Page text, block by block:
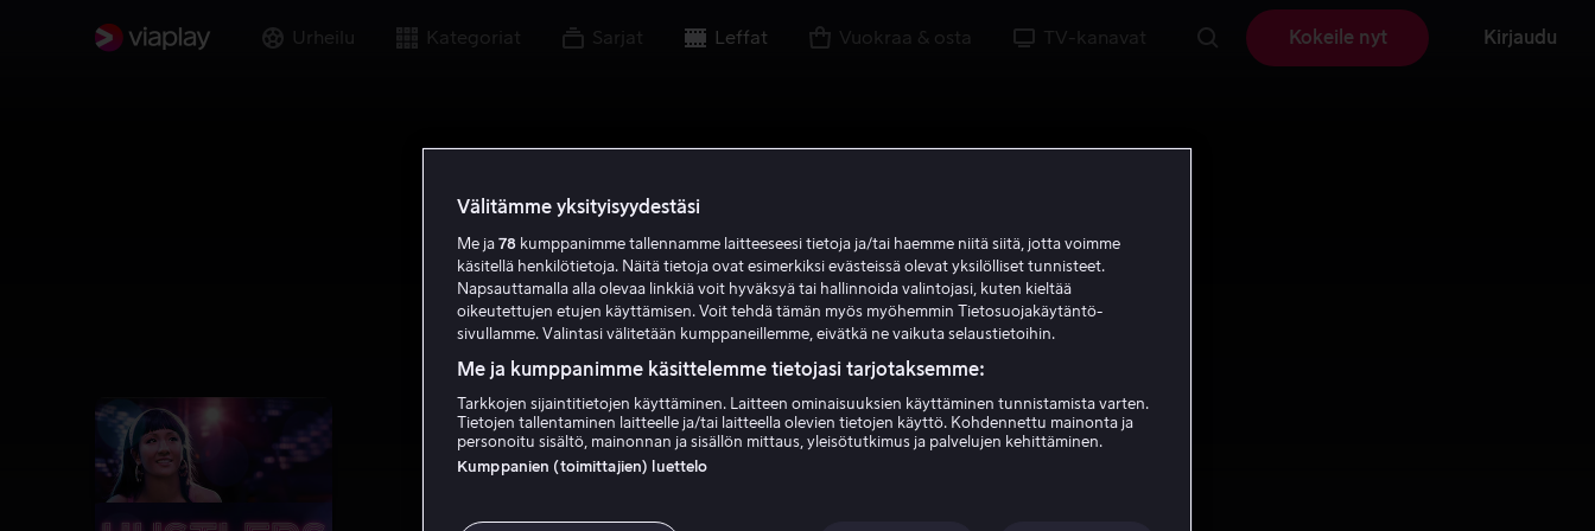
Urheilu Kategoriat Sarjat Leffat Vuokraa & osta TV-kanavat Kokeile nyt Kirjaudu
Välitämme yksityisyydestäsi
Me ja 78 kumppanimme tallennamme laitteeseesi tietoja ja/tai haemme niitä siitä, jotta voimme
käsitellä henkilötietoja. Näitä tietoja ovat esimerkiksi evästeissä olevat yksilölliset tunnisteet.
Napsauttamalla alla olevaa linkkiä voit hyväksyä tai hallinnoida valintojasi, kuten kieltää
oikeutettujen etujen käyttämisen. Voit tehdä tämän myös myöhemmin Tietosuojakäytäntö-
sivullamme. Valintasi välitetään kumppaneillemme, eivätkä ne vaikuta selaustietoihin.
Me ja kumppanimme käsittelemme tietojasi tarjotaksemme:
Tarkkojen sijaintitietojen käyttäminen. Laitteen ominaisuuksien käyttäminen tunnistamista varten.
Tietojen tallentaminen laitteelle ja/tai laitteella olevien tietojen käyttö. Kohdennettu mainonta ja
personoitu sisältö, mainonnan ja sisällön mittaus, yleisötutkimus ja palvelujen kehittäminen.
Kumppanien (toimittajien) luettelo